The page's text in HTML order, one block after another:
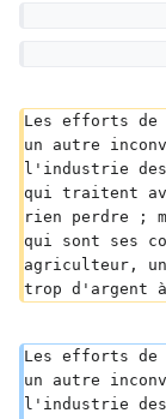
Les efforts
un autre
l'industrie
qui traitent
rien perdre ;
qui sont ses
agriculteur,
trop d'argent
Les efforts
un autre
l'industrie